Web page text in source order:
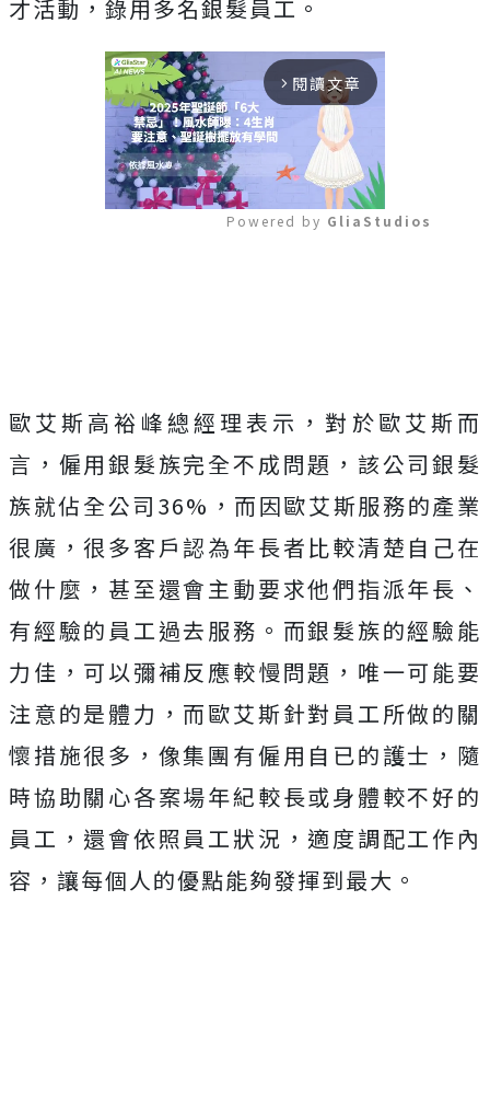
才活動，錄用多名銀髮員工。
arrow_forward_ios 閱讀文章
Powered by GliaStudios
歐艾斯高裕峰總經理表示，對於歐艾斯而
言，僱用銀髮族完全不成問題，該公司銀髮
族就佔全公司36%，而因歐艾斯服務的產業
很廣，很多客戶認為年長者比較清楚自己在
做什麼，甚至還會主動要求他們指派年長、
有經驗的員工過去服務。而銀髮族的經驗能
力佳，可以彌補反應較慢問題，唯一可能要
注意的是體力，而歐艾斯針對員工所做的關
懷措施很多，像集團有僱用自已的護士，隨
時協助關心各案場年紀較長或身體較不好的
員工，還會依照員工狀況，適度調配工作內
容，讓每個人的優點能夠發揮到最大。